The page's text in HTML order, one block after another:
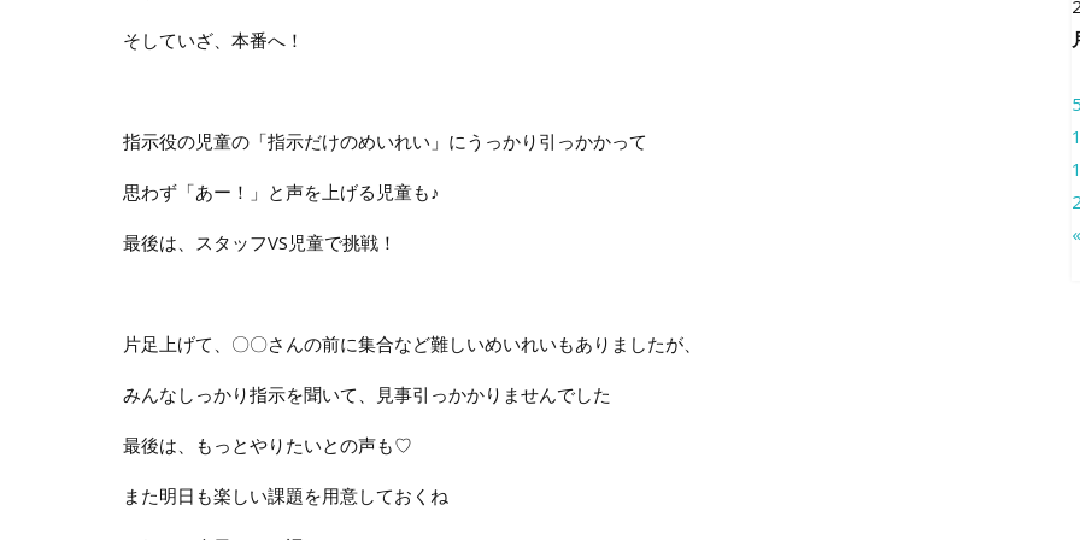
そしていざ、本番へ！
指示役の児童の「指示だけのめいれい」にうっかり引っかかって
思わず「あー！」と声を上げる児童も♪
最後は、スタッフVS児童で挑戦！
片足上げて、〇〇さんの前に集合など難しいめいれいもありましたが、
みんなしっかり指示を聞いて、見事引っかかりませんでした
最後は、もっとやりたいとの声も♡
また明日も楽しい課題を用意しておくね